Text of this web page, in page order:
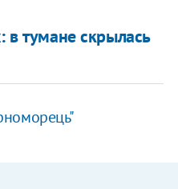
в тумане скрылась